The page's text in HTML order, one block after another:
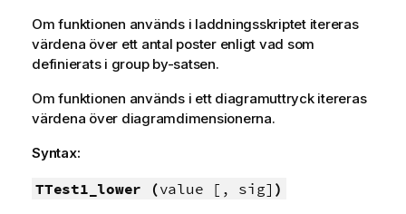
Om funktionen används i laddningsskriptet itereras
värdena över ett antal poster enligt vad som
definierats i group by-satsen.
Om funktionen används i ett diagramuttryck itereras
värdena över diagramdimensionerna.
Syntax:
TTest1_lower (value [, sig] )